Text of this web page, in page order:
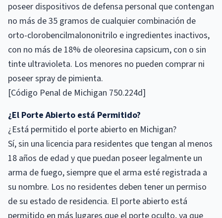
poseer dispositivos de defensa personal que contengan
no más de 35 gramos de cualquier combinación de
orto-clorobencilmalononitrilo e ingredientes inactivos,
con no más de 18% de oleoresina capsicum, con o sin
tinte ultravioleta. Los menores no pueden comprar ni
poseer spray de pimienta.
[Código Penal de Michigan 750.224d]
¿El Porte Abierto está Permitido?
¿Está permitido el porte abierto en Michigan?
Sí, sin una licencia para residentes que tengan al menos
18 años de edad y que puedan poseer legalmente un
arma de fuego, siempre que el arma esté registrada a
su nombre. Los no residentes deben tener un permiso
de su estado de residencia. El porte abierto está